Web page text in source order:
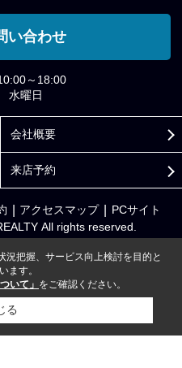
い合わせ
～18:00
水曜日
会社概要
来店予約
アクセスマップ PCサイト
All rights reserved.
況把握、サービス向上検討を目的と
ます。
いて」 をご確認ください。
る